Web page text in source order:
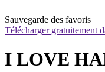
Sauvegarde des favoris
Télécharger gratuitement
I LOVE